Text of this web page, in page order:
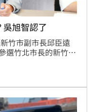
旭智認了
竹市副市長邱臣遠
選竹北市長的新竹縣
三腳督最後可能會